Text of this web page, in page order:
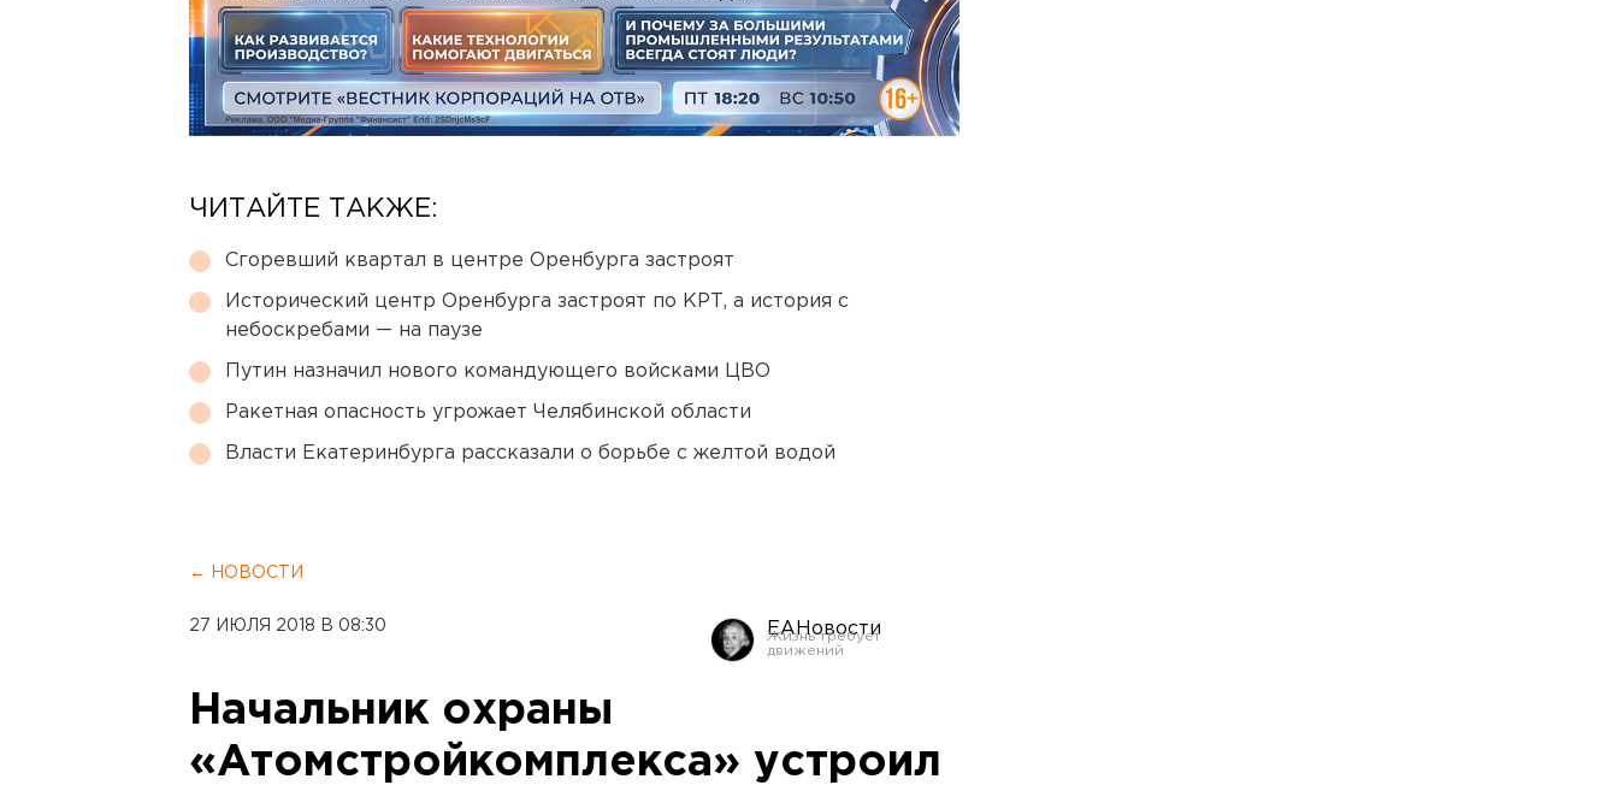
ЧИТАЙТЕ ТАКЖЕ:
Сгоревший квартал в центре Оренбурга застроят
Исторический центр Оренбурга застроят по КРТ, а история с
небоскребами — на паузе
Путин назначил нового командующего войсками ЦВО
Ракетная опасность угрожает Челябинской области
Власти Екатеринбурга рассказали о борьбе с желтой водой
← НОВОСТИ
27 ИЮЛЯ 2018 В 08:30 ЕАНовости
Начальник охраны
«Атомстройкомплекса» устроил